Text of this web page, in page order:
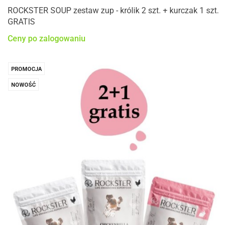
ROCKSTER SOUP zestaw zup - królik 2 szt. + kurczak 1 szt.
GRATIS
Ceny po zalogowaniu
PROMOCJA
NOWOŚĆ